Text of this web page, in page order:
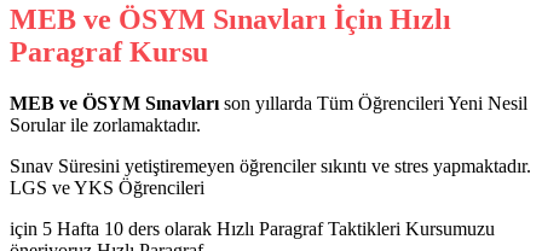
MEB ve ÖSYM Sınavları İçin Hızlı
Paragraf Kursu
MEB ve ÖSYM Sınavları son yıllarda Tüm Öğrencileri Yeni Nesil
Sorular ile zorlamaktadır.
Sınav Süresini yetiştiremeyen öğrenciler sıkıntı ve stres yapmaktadır.
LGS ve YKS Öğrencileri
için 5 Hafta 10 ders olarak Hızlı Paragraf Taktikleri Kursumuzu